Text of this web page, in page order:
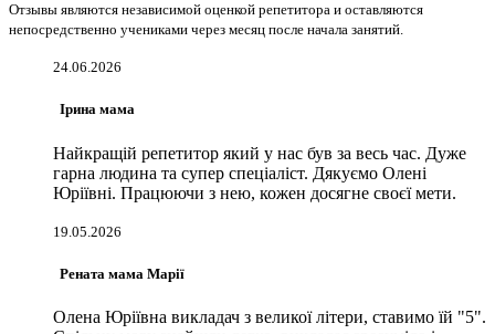
Отзывы являются независимой оценкой репетитора и оставляются
непосредственно учениками через месяц после начала занятий.
24.06.2026
Ірина мама
Найкращій репетитор який у нас був за весь час. Дуже
гарна людина та супер спеціаліст. Дякуємо Олені
Юріївні. Працюючи з нею, кожен досягне своєї мети.
19.05.2026
Рената мама Марії
Олена Юріївна викладач з великої літери, ставимо їй "5".